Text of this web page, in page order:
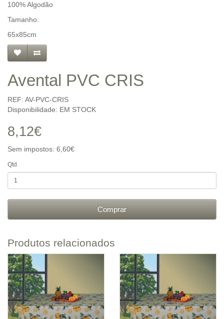
100% Algodão
Tamanho:
65x85cm
Avental PVC CRIS
REF: AV-PVC-CRIS
Disponibilidade: EM STOCK
8,12€
Sem impostos: 6,60€
Qtd
Comprar
Produtos relacionados